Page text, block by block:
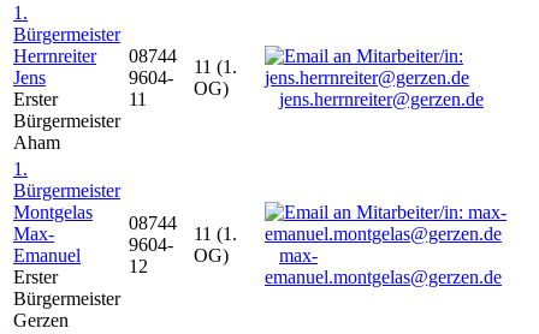
1.
Bürgermeister
Herrnreiter
Jens
Erster
Bürgermeister
Aham
08744
9604-
11
11 (1.
OG)
jens.herrnreiter@gerzen.de
1.
Bürgermeister
Montgelas
Max-
Emanuel
Erster
Bürgermeister
Gerzen
08744
9604-
12
11 (1.
OG)
max-
emanuel.montgelas@gerzen.de